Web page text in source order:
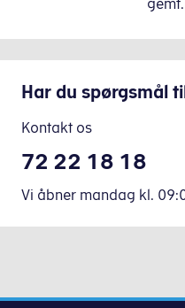
gemt.
Har du spørgsmål
Kontakt os
72 22 18 18
Vi åbner mandag kl.